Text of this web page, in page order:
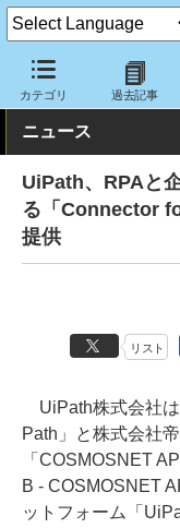
カテゴリ 過去記事
クラウド Watch サー
ニュース
UiPath、RPAと
る「Connector
提供
リスト
UiPath株式会社
Path」と株式会社
「COSMOSNET
B - COSMOSNET
ットフォーム「